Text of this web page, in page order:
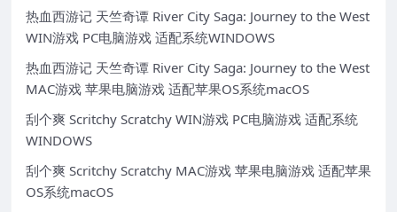
热血西游记 天竺奇谭 River City Saga: Journey to the West
WIN游戏 PC电脑游戏 适配系统WINDOWS
热血西游记 天竺奇谭 River City Saga: Journey to the West
MAC游戏 苹果电脑游戏 适配苹果OS系统macOS
刮个爽 Scritchy Scratchy WIN游戏 PC电脑游戏 适配系统
WINDOWS
刮个爽 Scritchy Scratchy MAC游戏 苹果电脑游戏 适配苹果
OS系统macOS